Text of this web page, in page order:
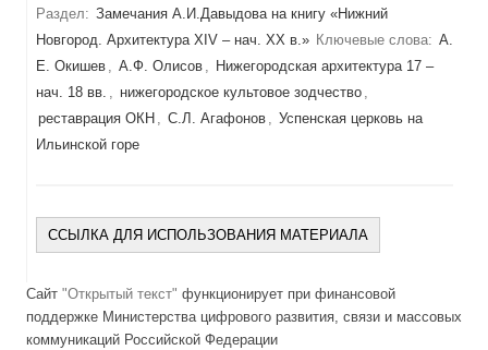
Раздел: Замечания А.И.Давыдова на книгу «Нижний
Новгород. Архитектура XIV – нач. ХХ в.» Ключевые слова: А.
Е. Окишев , А.Ф. Олисов , Нижегородская архитектура 17 –
нач. 18 вв. , нижегородское культовое зодчество ,
реставрация ОКН , С.Л. Агафонов , Успенская церковь на
Ильинской горе
ССЫЛКА ДЛЯ ИСПОЛЬЗОВАНИЯ МАТЕРИАЛА
Сайт "Открытый текст" функционирует при финансовой
поддержке Министерства цифрового развития, связи и массовых
коммуникаций Российской Федерации